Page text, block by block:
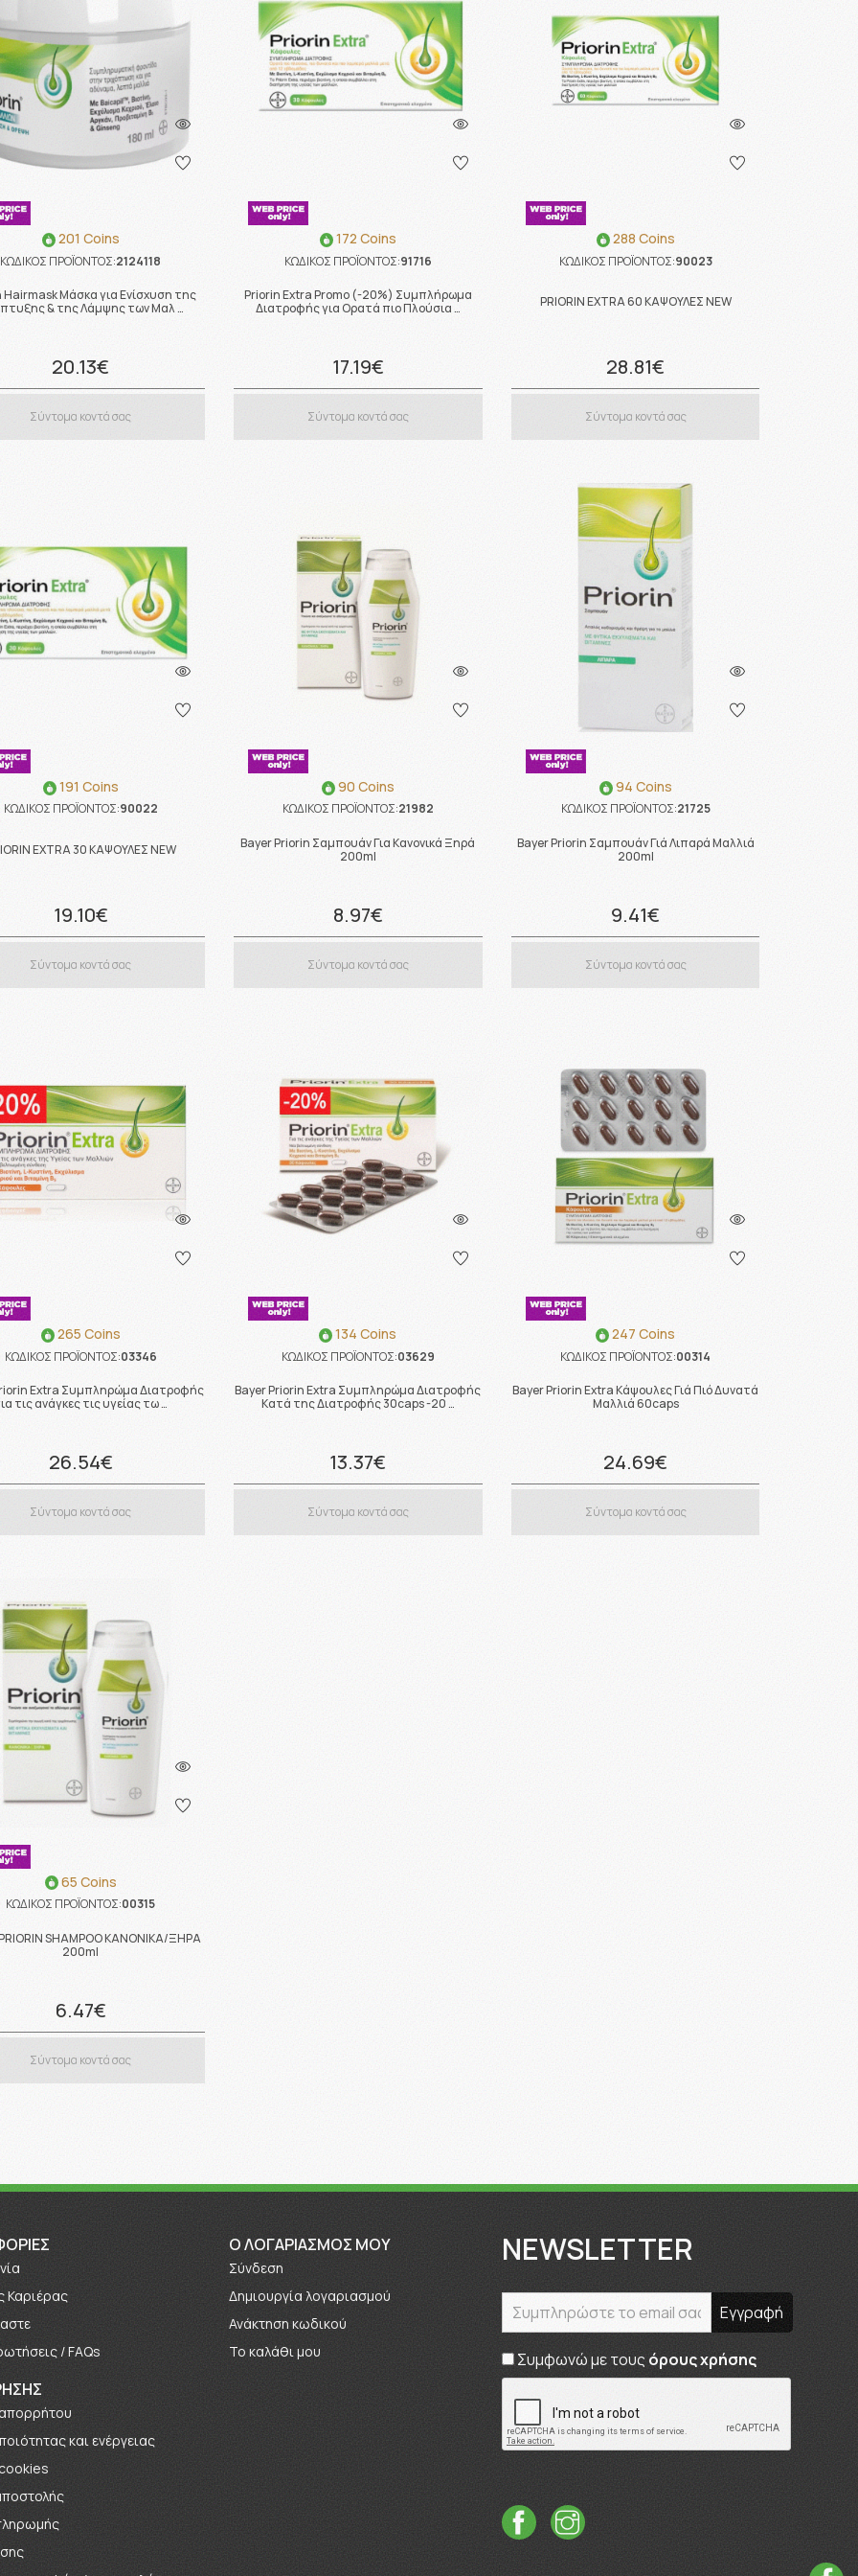
201 Coins
ΚΩΔΙΚΟΣ ΠΡΟΪΟΝΤΟΣ:2124118
Hairmask Μάσκα για Ενίσχυση της
& της Λάμψης των Μαλ …
20.13€
Σύντομα κοντά σας
172 Coins
ΚΩΔΙΚΟΣ ΠΡΟΪΟΝΤΟΣ:91716
Priorin Extra Promo (-20%) Συμπλήρωμα
Διατροφής για Ορατά πιο Πλούσια …
17.19€
Σύντομα κοντά σας
288 Coins
ΚΩΔΙΚΟΣ ΠΡΟΪΟΝΤΟΣ:90023
PRIORIN EXTRA 60 ΚΑΨΟΥΛΕΣ NEW
28.81€
Σύντομα κοντά σας
191 Coins
ΚΩΔΙΚΟΣ ΠΡΟΪΟΝΤΟΣ:90022
EXTRA 30 ΚΑΨΟΥΛΕΣ NEW
19.10€
Σύντομα κοντά σας
90 Coins
ΚΩΔΙΚΟΣ ΠΡΟΪΟΝΤΟΣ:21982
Bayer Priorin Σαμπουάν Για Κανονικά Ξηρά
200ml
8.97€
Σύντομα κοντά σας
94 Coins
ΚΩΔΙΚΟΣ ΠΡΟΪΟΝΤΟΣ:21725
Bayer Priorin Σαμπουάν Γιά Λιπαρά Μαλλιά
200ml
9.41€
Σύντομα κοντά σας
265 Coins
ΚΩΔΙΚΟΣ ΠΡΟΪΟΝΤΟΣ:03346
Extra Συμπληρώμα Διατροφής
τις ανάγκες τις υγείας τω …
26.54€
Σύντομα κοντά σας
134 Coins
ΚΩΔΙΚΟΣ ΠΡΟΪΟΝΤΟΣ:03629
Bayer Priorin Extra Συμπληρώμα Διατροφής
Κατά της Διατροφής 30caps -20 …
13.37€
Σύντομα κοντά σας
247 Coins
ΚΩΔΙΚΟΣ ΠΡΟΪΟΝΤΟΣ:00314
Bayer Priorin Extra Κάψουλες Γιά Πιό Δυνατά
Μαλλιά 60caps
24.69€
Σύντομα κοντά σας
65 Coins
ΚΩΔΙΚΟΣ ΠΡΟΪΟΝΤΟΣ:00315
SHAMPOO KANONIKA/ΞΗΡΑ
200ml
6.47€
Σύντομα κοντά σας
Καριέρας
/ FAQs
απορρήτου
και ενέργειας
O ΛΟΓΑΡΙΑΣΜΟΣ ΜΟΥ
Σύνδεση
Δημιουργία λογαριασμού
Ανάκτηση κωδικού
Το καλάθι μου
NEWSLETTER
Συμφωνώ με τους όρους χρήσης